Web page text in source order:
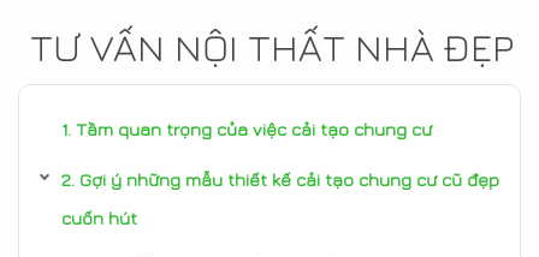
TƯ VẤN NỘI THẤT NHÀ ĐẸP
Tầm quan trọng của việc cải tạo chung cư
Gợi ý những mẫu thiết kế cải tạo chung cư cũ đẹp
cuốn hút